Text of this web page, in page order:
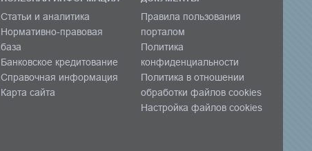
Статьи и аналитика
Нормативно-правовая
база
Банковское кредитование
Справочная информация
Карта сайта
Правила пользования
порталом
Политика
конфиденциальности
Политика в отношении
обработки файлов cookies
Настройка файлов cookies